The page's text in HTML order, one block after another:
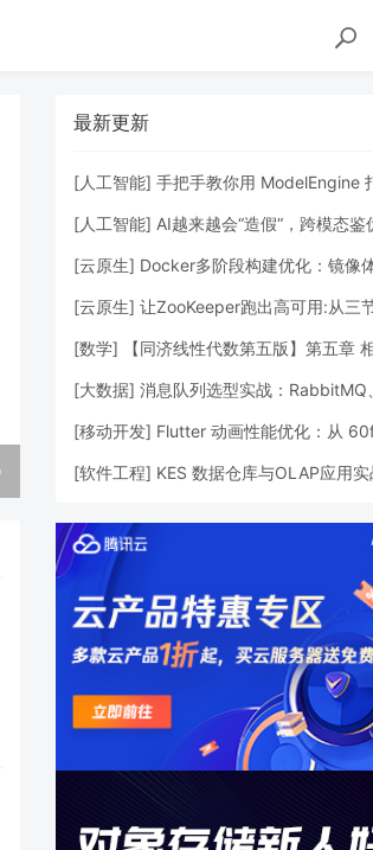
CCR智能炒币机器人：跪着赚钱赚不到，你可
最新更新
[人工智能] 手把手教你用 ModelEngine 打造“赛博占卜师”：AI 塔罗智能
[人工智能] AI越来越会“造假“，跨模态鉴伪为什么正在成为
[云原生] Docker多阶段构建优化：镜像体积从1.2G到
[云原生] 让ZooKeeper跑出高可用:从三节点集群到
[数学] 【同济线性代数第五版】第五章 相似
[大数据] 消息队列选型实战：RabbitMQ、Kafka 与 Redis
[移动开发] Flutter 动画性能优化：从 60fps 到丝滑体
[软件工程] KES 数据仓库与OLAP应用实战：数据分析、聚合